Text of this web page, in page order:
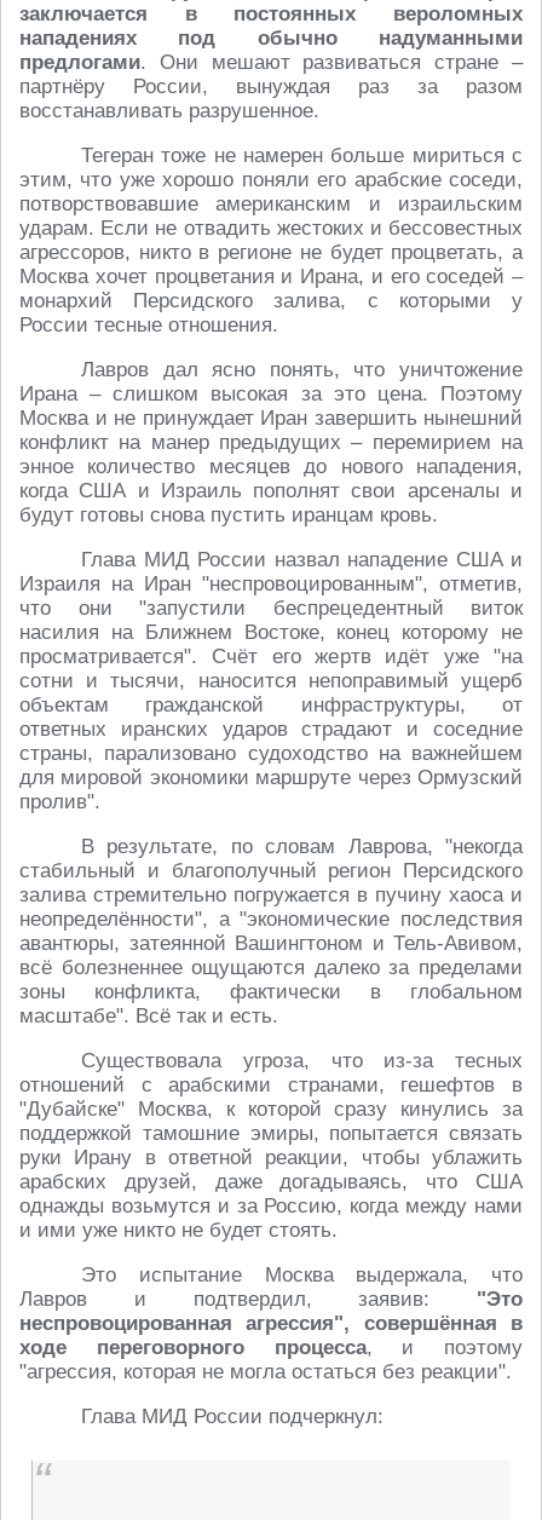
заключается в постоянных вероломных
нападениях под обычно надуманными
предлогами. Они мешают развиваться стране –
партнёру России, вынуждая раз за разом
восстанавливать разрушенное.
Тегеран тоже не намерен больше мириться с
этим, что уже хорошо поняли его арабские соседи,
потворствовавшие американским и израильским
ударам. Если не отвадить жестоких и бессовестных
агрессоров, никто в регионе не будет процветать, а
Москва хочет процветания и Ирана, и его соседей –
монархий Персидского залива, с которыми у
России тесные отношения.
Лавров дал ясно понять, что уничтожение
Ирана – слишком высокая за это цена. Поэтому
Москва и не принуждает Иран завершить нынешний
конфликт на манер предыдущих – перемирием на
энное количество месяцев до нового нападения,
когда США и Израиль пополнят свои арсеналы и
будут готовы снова пустить иранцам кровь.
Глава МИД России назвал нападение США и
Израиля на Иран "неспровоцированным", отметив,
что они "запустили беспрецедентный виток
насилия на Ближнем Востоке, конец которому не
просматривается". Счёт его жертв идёт уже "на
сотни и тысячи, наносится непоправимый ущерб
объектам гражданской инфраструктуры, от
ответных иранских ударов страдают и соседние
страны, парализовано судоходство на важнейшем
для мировой экономики маршруте через Ормузский
пролив".
В результате, по словам Лаврова, "некогда
стабильный и благополучный регион Персидского
залива стремительно погружается в пучину хаоса и
неопределённости", а "экономические последствия
авантюры, затеянной Вашингтоном и Тель-Авивом,
всё болезненнее ощущаются далеко за пределами
зоны конфликта, фактически в глобальном
масштабе". Всё так и есть.
Существовала угроза, что из-за тесных
отношений с арабскими странами, гешефтов в
"Дубайске" Москва, к которой сразу кинулись за
поддержкой тамошние эмиры, попытается связать
руки Ирану в ответной реакции, чтобы ублажить
арабских друзей, даже догадываясь, что США
однажды возьмутся и за Россию, когда между нами
и ими уже никто не будет стоять.
Это испытание Москва выдержала, что
Лавров и подтвердил, заявив: "Это
неспровоцированная агрессия", совершённая в
ходе переговорного процесса, и поэтому
"агрессия, которая не могла остаться без реакции".
Глава МИД России подчеркнул: